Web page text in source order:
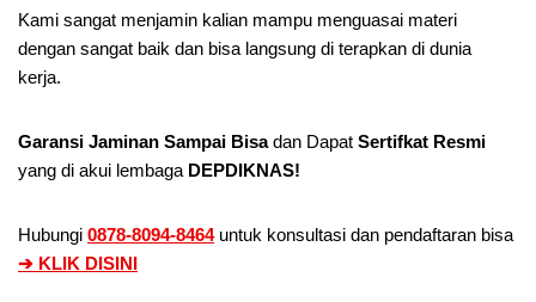
Kami sangat menjamin kalian mampu menguasai materi
dengan sangat baik dan bisa langsung di terapkan di dunia
kerja.
Garansi Jaminan Sampai Bisadan Dapat Sertifkat Resmi
yang di akui lembaga DEPDIKNAS!
Hubungi 0878-8094-8464untuk konsultasi dan pendaftaran bisa
➔ KLIK DISINI